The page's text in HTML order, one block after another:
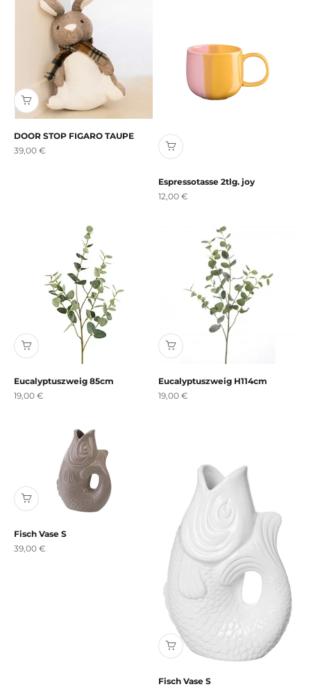
DOOR STOP FIGARO TAUPE
Angebot
39,00 €
Espressotasse 2tlg. joy
Angebot
12,00 €
Eucalyptuszweig 85cm
Angebot
19,00 €
Eucalyptuszweig H114cm
Angebot
19,00 €
Fisch Vase S
Angebot
39,00 €
Fisch Vase S